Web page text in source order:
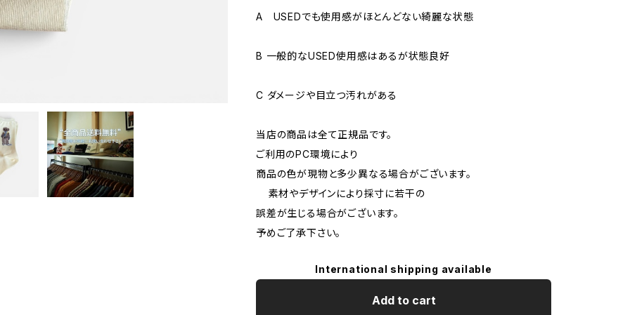
A USEDでも使用感がほとんどない綺麗な状態
B 一般的なUSED使用感はあるが状態良好
C ダメージや目立つ汚れがある
当店の商品は全て正規品です。
ご利用のPC環境により
商品の色が現物と多少異なる場合がございます。
素材やデザインにより採寸に若干の
誤差が生じる場合がございます。
予めご了承下さい。
International shipping available
Add to cart